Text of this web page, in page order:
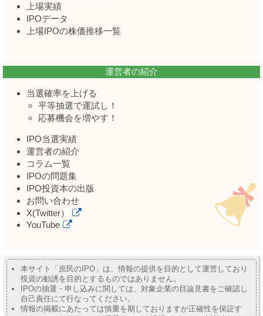
上場実績
IPOデータ
上場IPOの株価推移一覧
運営者の紹介
当選確率を上げる
平等抽選で運試し！
応募機会を増やす！
IPO当選実績
運営者の紹介
コラム一覧
IPOの問題集
IPO投資本の出版
お問い合わせ
X(Twitter）
YouTube
本サイト「庶民のIPO」は、情報の提供を目的として運営しており
投資の勧誘を目的とするものではありません。
IPOの抽選・申し込みに関しては、対象企業の目論見書をご確認し
自己責任にて行なってください。
情報の掲載にあたっては慎重を期しておりますが正確性を保証す